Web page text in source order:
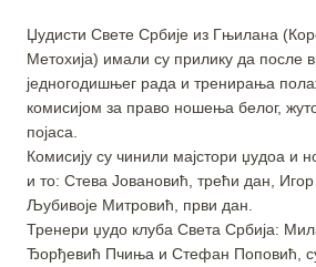
Џудисти Свете Србије из Гњилана
Метохија) имали су прилику да после
једногодишњег рада и тренирања
комисијом за право ношења белог,
појаса.
Комисију су чинили мајстори џудоа и
и то: Стева Јовановић, трећи дан,
Љубивоје Митровић, први дан.
Тренери џудо клуба Света Србија:
Ђорђевић Пчиња и Стефан Поповић,